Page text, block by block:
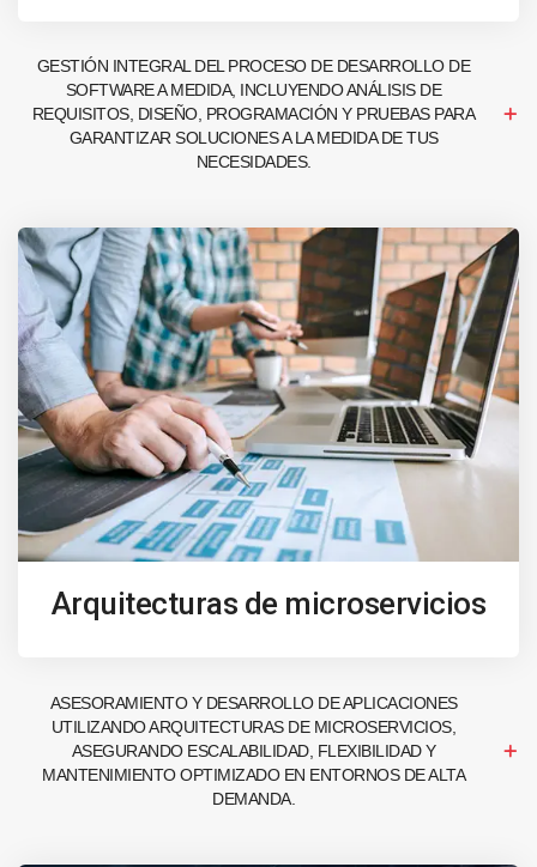
GESTIÓN INTEGRAL DEL PROCESO DE DESARROLLO DE
SOFTWARE A MEDIDA, INCLUYENDO ANÁLISIS DE
REQUISITOS, DISEÑO, PROGRAMACIÓN Y PRUEBAS PARA
GARANTIZAR SOLUCIONES A LA MEDIDA DE TUS
NECESIDADES.
Arquitecturas de microservicios
ASESORAMIENTO Y DESARROLLO DE APLICACIONES
UTILIZANDO ARQUITECTURAS DE MICROSERVICIOS,
ASEGURANDO ESCALABILIDAD, FLEXIBILIDAD Y
MANTENIMIENTO OPTIMIZADO EN ENTORNOS DE ALTA
DEMANDA.